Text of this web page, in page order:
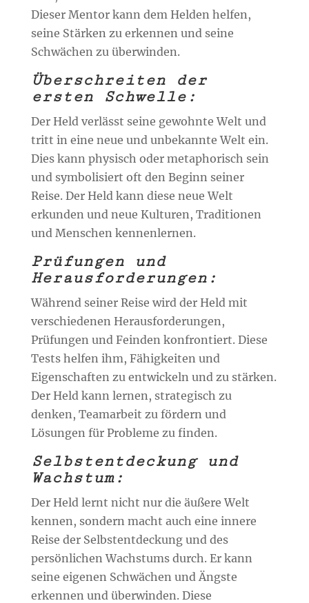
Dieser Mentor kann dem Helden helfen,
seine Stärken zu erkennen und seine
Schwächen zu überwinden.
Überschreiten der
ersten Schwelle:
Der Held verlässt seine gewohnte Welt und
tritt in eine neue und unbekannte Welt ein.
Dies kann physisch oder metaphorisch sein
und symbolisiert oft den Beginn seiner
Reise. Der Held kann diese neue Welt
erkunden und neue Kulturen, Traditionen
und Menschen kennenlernen.
Prüfungen und
Herausforderungen:
Während seiner Reise wird der Held mit
verschiedenen Herausforderungen,
Prüfungen und Feinden konfrontiert. Diese
Tests helfen ihm, Fähigkeiten und
Eigenschaften zu entwickeln und zu stärken.
Der Held kann lernen, strategisch zu
denken, Teamarbeit zu fördern und
Lösungen für Probleme zu finden.
Selbstentdeckung und
Wachstum:
Der Held lernt nicht nur die äußere Welt
kennen, sondern macht auch eine innere
Reise der Selbstentdeckung und des
persönlichen Wachstums durch. Er kann
seine eigenen Schwächen und Ängste
erkennen und überwinden. Diese